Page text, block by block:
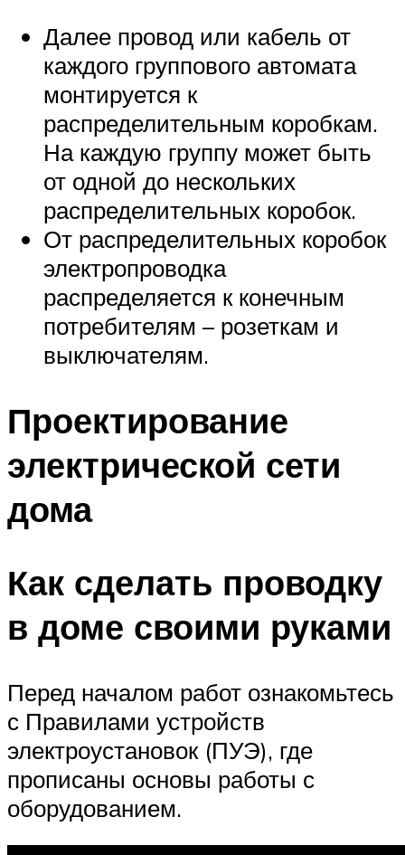
Далее провод или кабель от
каждого группового автомата
монтируется к
распределительным коробкам.
На каждую группу может быть
от одной до нескольких
распределительных коробок.
От распределительных коробок
электропроводка
распределяется к конечным
потребителям – розеткам и
выключателям.
Проектирование
электрической сети
дома
Как сделать проводку
в доме своими руками
Перед началом работ ознакомьтесь
с Правилами устройств
электроустановок (ПУЭ), где
прописаны основы работы с
оборудованием.